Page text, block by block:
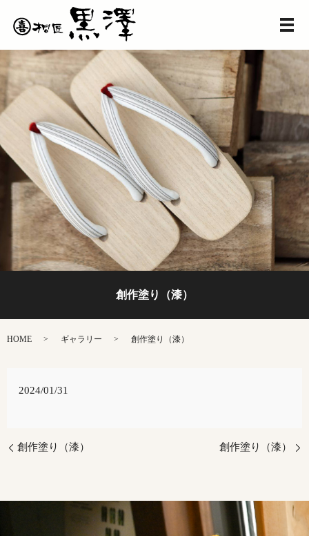
メ
創作塗り（漆）
HOME ギャラリー 創作塗り（漆）
2024/01/31
創作塗り（漆） 創作塗り（漆）